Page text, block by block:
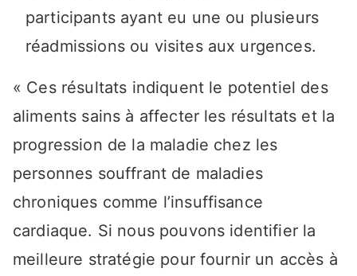
participants ayant eu une ou plusieurs
réadmissions ou visites aux urgences.
« Ces résultats indiquent le potentiel des
aliments sains à affecter les résultats et la
progression de la maladie chez les
personnes souffrant de maladies
chroniques comme l’insuffisance
cardiaque. Si nous pouvons identifier la
meilleure stratégie pour fournir un accès à